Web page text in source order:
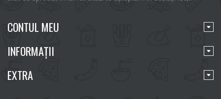
CONTUL MEU
INFORMAŢII
EXTRA